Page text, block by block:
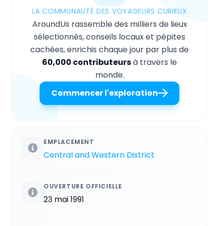
LA COMMUNAUTÉ DES VOYAGEURS CURIEUX
AroundUs rassemble des milliers de lieux
sélectionnés, conseils locaux et pépites
cachées, enrichis chaque jour par plus de
60,000 contributeursà travers le
monde.
Commencer l'exploration
EMPLACEMENT
Central and Western District
OUVERTURE OFFICIELLE
23 mai 1991